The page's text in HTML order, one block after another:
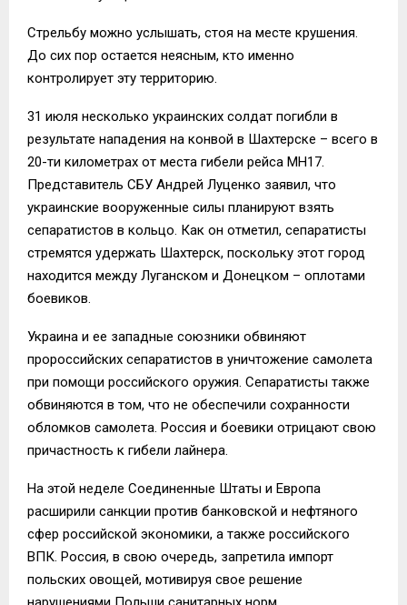
Стрельбу можно услышать, стоя на месте крушения.
До сих пор остается неясным, кто именно
контролирует эту территорию.
31 июля несколько украинских солдат погибли в
результате нападения на конвой в Шахтерске – всего в
20-ти километрах от места гибели рейса MH17.
Представитель СБУ Андрей Луценко заявил, что
украинские вооруженные силы планируют взять
сепаратистов в кольцо. Как он отметил, сепаратисты
стремятся удержать Шахтерск, поскольку этот город
находится между Луганском и Донецком – оплотами
боевиков.
Украина и ее западные союзники обвиняют
пророссийских сепаратистов в уничтожение самолета
при помощи российского оружия. Сепаратисты также
обвиняются в том, что не обеспечили сохранности
обломков самолета. Россия и боевики отрицают свою
причастность к гибели лайнера.
На этой неделе Соединенные Штаты и Европа
расширили санкции против банковской и нефтяного
сфер российской экономики, а также российского
ВПК. Россия, в свою очередь, запретила импорт
польских овощей, мотивируя свое решение